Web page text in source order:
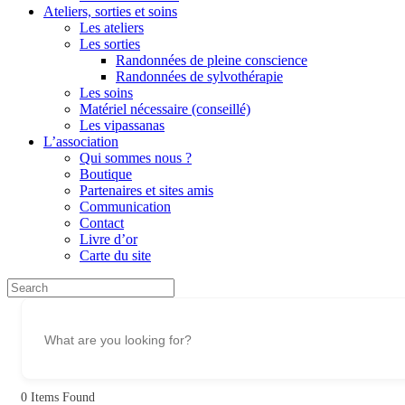
Ateliers, sorties et soins
Les ateliers
Les sorties
Randonnées de pleine conscience
Randonnées de sylvothérapie
Les soins
Matériel nécessaire (conseillé)
Les vipassanas
L’association
Qui sommes nous ?
Boutique
Partenaires et sites amis
Communication
Contact
Livre d’or
Carte du site
Search
for:
0 Items Found